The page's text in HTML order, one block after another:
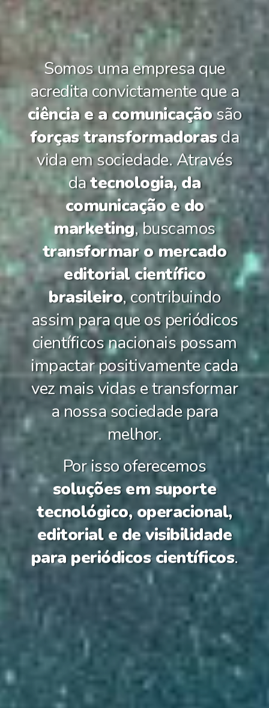
Somos uma empresa que
acredita convictamente que a
ciência e a comunicaçãosão
forças transformadorasda
vida em sociedade. Através
datecnologia, da
comunicação e do
marketing, buscamos
transformar o mercado
editorial científico
brasileiro, contribuindo
assim para que os periódicos
científicos nacionais possam
impactar positivamente cada
vez mais vidas e transformar
a nossa sociedade para
melhor.
Por isso oferecemos
soluções em suporte
tecnológico, operacional,
editorial e de visibilidade
para periódicos científicos.